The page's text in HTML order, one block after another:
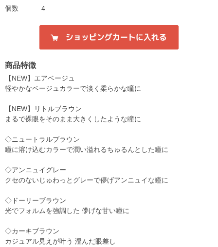
個数 4
商品特徴
【NEW】エアベージュ
軽やかなベージュカラーで淡く柔らかな瞳に
【NEW】リトルブラウン
まるで裸眼をそのまま大きくしたような瞳に
◇ニュートラルブラウン
瞳に溶け込むカラーで潤い溢れるちゅるんとした瞳に
◇アンニュイグレー
クセのないじゅわっとグレーで儚げアンニュイな瞳に
◇ドーリーブラウン
光でフォルムを強調した 儚げな甘い瞳に
◇カーキブラウン
カジュアル見えが叶う 澄んだ眼差し